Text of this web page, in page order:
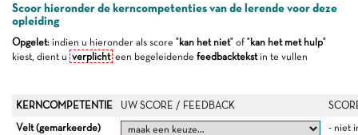
Scoor hieronder de kerncompetenties van de lerende voor deze
opleiding
Opgelet: indien u hieronder als score "kan het niet" of "kan het met hulp"
kiest, dient u verplicht een begeleidende feedbacktekstin te vullen
KERNCOMPETENTIE UW SCORE / FEEDBACK
Velt (gemarkeerde)
- niet